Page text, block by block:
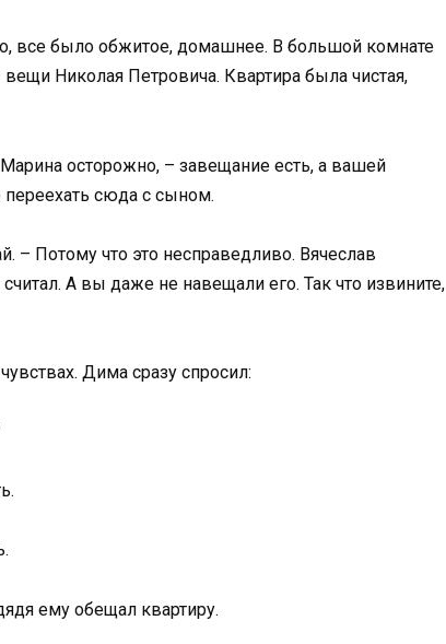
все было обжитое, домашнее. В большой комнате
Николая Петровича. Квартира была чистая,
осторожно, – завещание есть, а вашей
сюда с сыном.
– Потому что это несправедливо. Вячеслав
А вы даже не навещали его. Так что извините,
Дима сразу спросил:
ему обещал квартиру.